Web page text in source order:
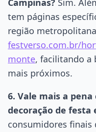
Campinas? Sim.
tem páginas
região
festverso.com.br/
monte, facilitando a
mais próximos.
6. Vale mais a
decoração de festa
consumidores finais